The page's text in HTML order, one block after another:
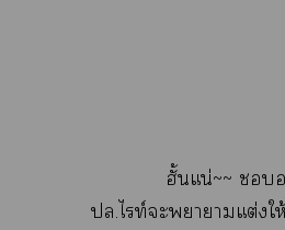
ฮั้นแน่~~ 
ปล.ไท์ะาาแต่ง